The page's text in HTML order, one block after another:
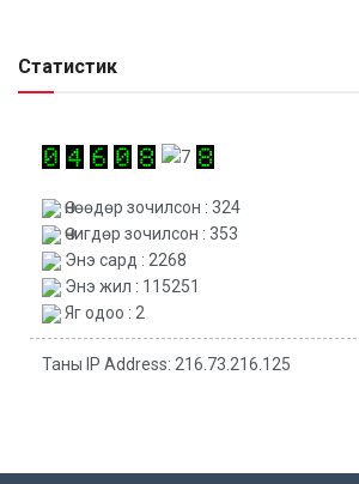
Статистик
Өнөөдөр зочилсон : 324
Өчигдөр зочилсон : 353
Энэ сард : 2268
Энэ жил : 115251
Яг одоо : 2
Таны IP Address: 216.73.216.125